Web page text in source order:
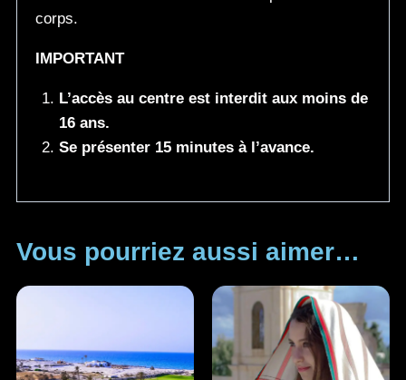
corps.
IMPORTANT
L’accès au centre est interdit aux moins de
16 ans.
Se présenter 15 minutes à l’avance.
Vous pourriez aussi aimer…